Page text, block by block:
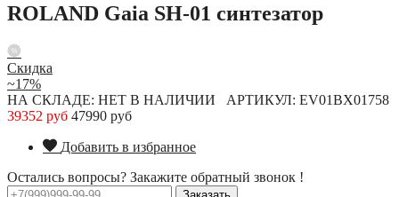
ROLAND Gaia SH-01 синтезатор
Скидка
~17%
НА СКЛАДЕ: НЕТ В НАЛИЧИИ АРТИКУЛ: EV01BX01758
39352 руб 47990 руб
Добавить в избранное
Остались вопросы? Закажите обратный звонок !